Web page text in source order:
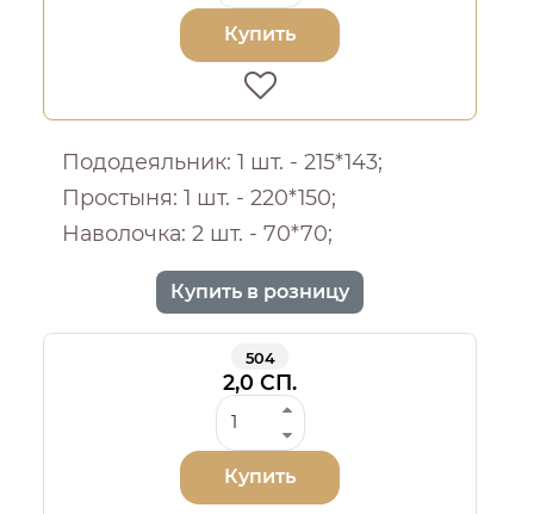
Купить
Пододеяльник: 1 шт. - 215*143;
Простыня: 1 шт. - 220*150;
Наволочка: 2 шт. - 70*70;
Купить в розницу
504
2,0 СП.
Купить